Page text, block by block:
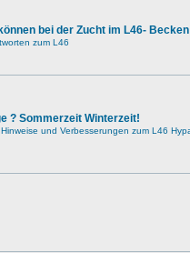
bei der Zucht im L46-
zum L46
? Sommerzeit Winterzeit!
und Verbesserungen zum L46